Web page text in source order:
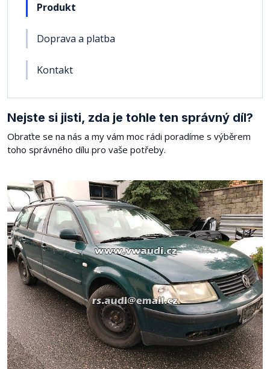
Produkt
Doprava a platba
Kontakt
Nejste si jisti, zda je tohle ten správný díl?
Obraťte se na nás a my vám moc rádi poradíme s výběrem
toho správného dílu pro vaše potřeby.